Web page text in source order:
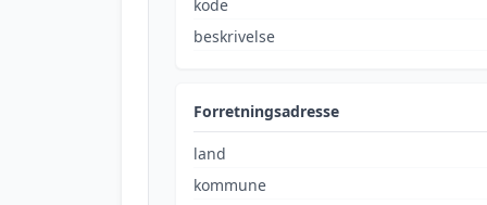
kode
beskrivelse
Forretningsadresse
land
kommune